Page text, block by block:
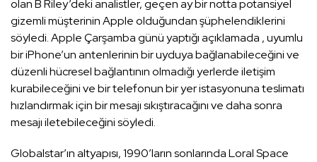
olan B Riley’deki analistler, geçen ay bir notta potansiyel
gizemli müşterinin Apple olduğundan şüphelendiklerini
söyledi. Apple Çarşamba günü yaptığı açıklamada , uyumlu
bir iPhone’un antenlerinin bir uyduya bağlanabileceğini ve
düzenli hücresel bağlantının olmadığı yerlerde iletişim
kurabileceğini ve bir telefonun bir yer istasyonuna teslimatı
hızlandırmak için bir mesajı sıkıştıracağını ve daha sonra
mesajı iletebileceğini söyledi.
Globalstar’ın altyapısı, 1990′ların sonlarında Loral Space